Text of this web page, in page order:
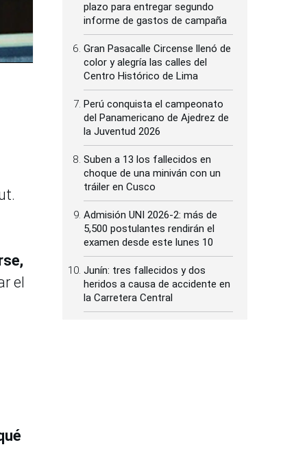
el
plazo para entregar segundo
informe de gastos de campaña
Gran Pasacalle Circense llenó de
color y alegría las calles del
Centro Histórico de Lima
Perú conquista el campeonato
del Panamericano de Ajedrez de
la Juventud 2026
Suben a 13 los fallecidos en
choque de una miniván con un
tráiler en Cusco
Admisión UNI 2026-2: más de
5,500 postulantes rendirán el
examen desde este lunes 10
Junín: tres fallecidos y dos
heridos a causa de accidente en
la Carretera Central